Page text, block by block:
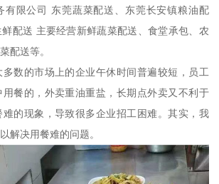
有限公司 东莞蔬菜配送、东莞长安镇粮油配
配送 主要经营新鲜蔬菜配送、食堂承包、农
配送等。
数的市场上的企业午休时间普遍较短，员工
餐的，外卖重油重盐，长期点外卖又不利于
的现象，导致很多企业招工困难。其实，我
解决用餐难的问题。